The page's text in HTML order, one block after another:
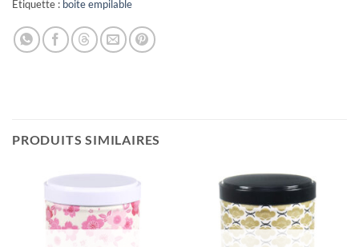
Étiquette : boite empilable
PRODUITS SIMILAIRES